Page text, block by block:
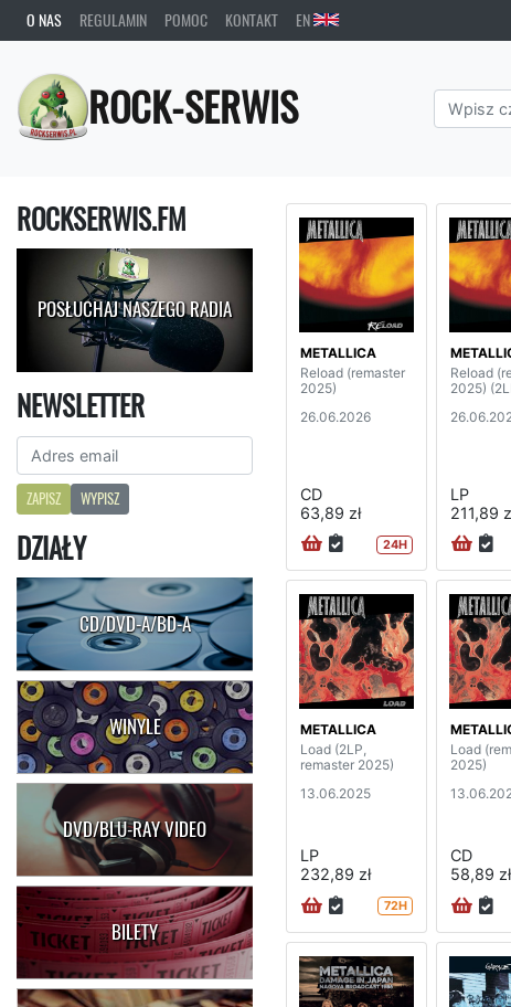
O NAS REGULAMIN POMOC KONTAKT EN
ROCK-SERWIS
ROCKSERWIS.FM
POSŁUCHAJ NASZEGO RADIA
NEWSLETTER
ZAPISZ WYPISZ
DZIAŁY
CD/DVD-A/BD-A
WINYLE
DVD/BLU-RAY VIDEO
BILETY
METALLICA
Reload (remaster
2025)
26.06.2026
CD
63,89 zł
24H
Reload
2025)
LP
211,89
METALLICA
Load (2LP,
remaster 2025)
13.06.2025
LP
232,89 zł
72H
Load
2025)
CD
58,89 zł